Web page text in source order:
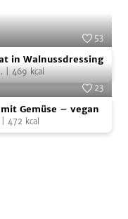
Foto: Uschi Sura
53
in Walnussdressing
| 469 kcal
Panther Media GmbH
23
Gemüse – vegan
472 kcal